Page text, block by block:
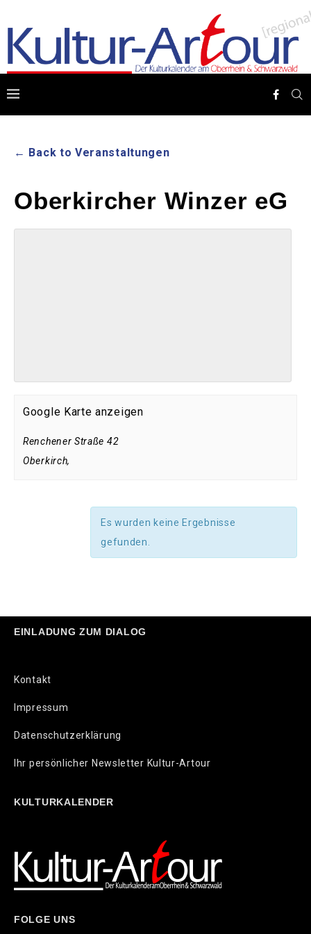
← Back to Veranstaltungen
Oberkircher Winzer eG
Google Karte anzeigen
Renchener Straße 42
Oberkirch,
Es wurden keine Ergebnisse
gefunden.
EINLADUNG ZUM DIALOG
Kontakt
Impressum
Datenschutzerklärung
Ihr persönlicher Newsletter Kultur-Artour
KULTURKALENDER
FOLGE UNS